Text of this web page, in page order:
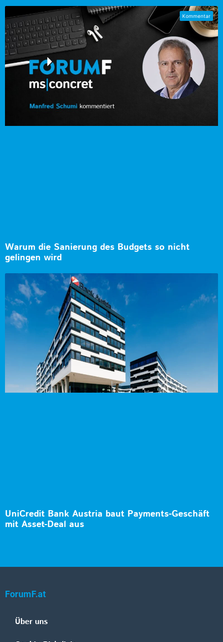
Warum die Sanierung des Budgets so nicht
gelingen wird
UniCredit Bank Austria baut Payments-Geschäft
mit Asset-Deal aus
ForumF.at
Über uns